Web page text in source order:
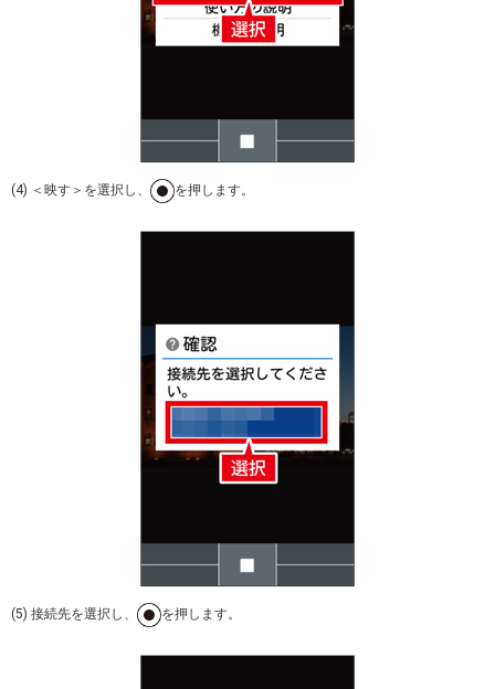
(4) ＜映す＞を選択し、 を押します。
(5) 接続先を選択し、 を押します。